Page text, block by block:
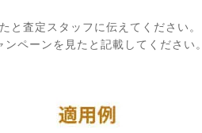
と査定スタッフに伝えてください。
ペーンを見たと記載してください。